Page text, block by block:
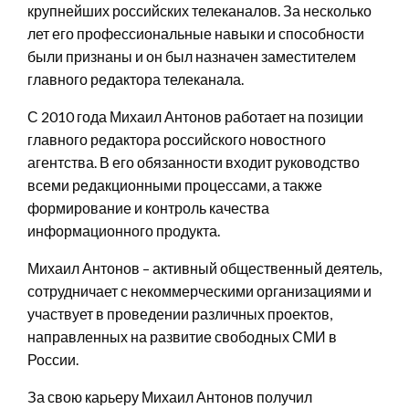
крупнейших российских телеканалов. За несколько
лет его профессиональные навыки и способности
были признаны и он был назначен заместителем
главного редактора телеканала.
С 2010 года Михаил Антонов работает на позиции
главного редактора российского новостного
агентства. В его обязанности входит руководство
всеми редакционными процессами, а также
формирование и контроль качества
информационного продукта.
Михаил Антонов – активный общественный деятель,
сотрудничает с некоммерческими организациями и
участвует в проведении различных проектов,
направленных на развитие свободных СМИ в
России.
За свою карьеру Михаил Антонов получил